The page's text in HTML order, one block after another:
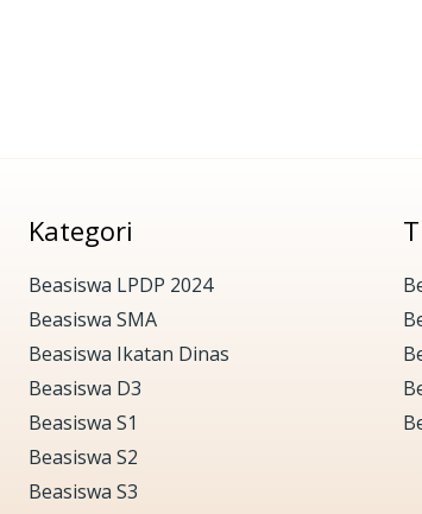
Kategori
Beasiswa LPDP 2024
Beasiswa SMA
Beasiswa Ikatan Dinas
Beasiswa D3
Beasiswa S1
Beasiswa S2
Beasiswa S3